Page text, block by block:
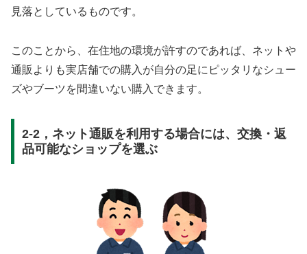
見落としているものです。
このことから、在住地の環境が許すのであれば、ネットや
通販よりも実店舗での購入が自分の足にピッタリなシュー
ズやブーツを間違いない購入できます。
2-2，ネット通販を利用する場合には、交換・返
品可能なショップを選ぶ